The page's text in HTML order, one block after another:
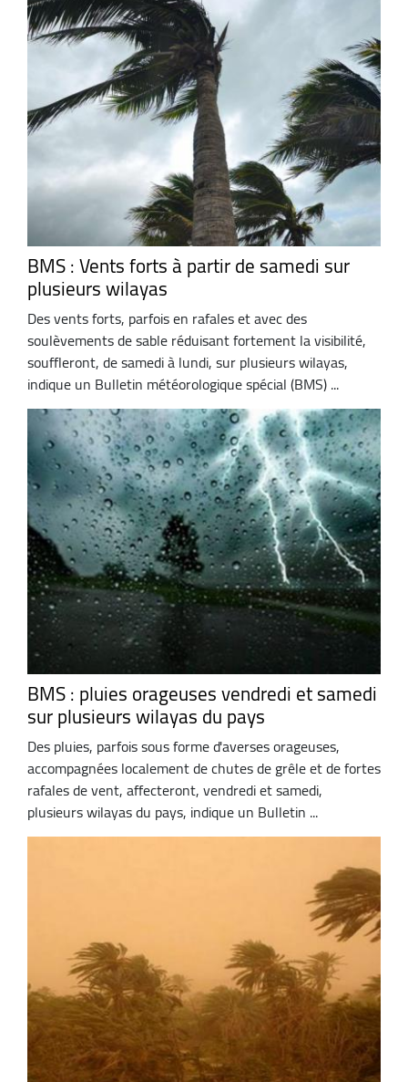
BMS : Vents forts à partir de samedi sur
plusieurs wilayas
Des vents forts, parfois en rafales et avec des
soulèvements de sable réduisant fortement la visibilité,
souffleront, de samedi à lundi, sur plusieurs wilayas,
indique un Bulletin météorologique spécial (BMS) ...
BMS : pluies orageuses vendredi et samedi
sur plusieurs wilayas du pays
Des pluies, parfois sous forme d'averses orageuses,
accompagnées localement de chutes de grêle et de fortes
rafales de vent, affecteront, vendredi et samedi,
plusieurs wilayas du pays, indique un Bulletin ...